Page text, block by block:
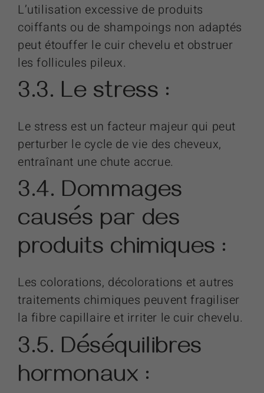
L’utilisation excessive de produits
coiffants ou de shampoings non adaptés
peut étouffer le cuir chevelu et obstruer
les follicules pileux.
3.3. Le stress :
Le stress est un facteur majeur qui peut
perturber le cycle de vie des cheveux,
entraînant une chute accrue.
3.4. Dommages
causés par des
produits chimiques :
Les colorations, décolorations et autres
traitements chimiques peuvent fragiliser
la fibre capillaire et irriter le cuir chevelu.
3.5. Déséquilibres
hormonaux :